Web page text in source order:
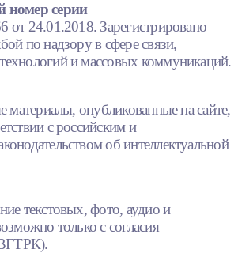
номер серии
24.01.2018. Зарегистрировано
по надзору в сфере связи,
и массовых коммуникаций.
материалы, опубликованные на сайте,
с российским и
об интеллектуальной
текстовых, фото, аудио и
только с согласия